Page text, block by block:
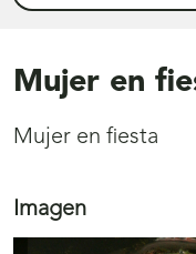
Mujer en
Mujer en fiesta
Imagen